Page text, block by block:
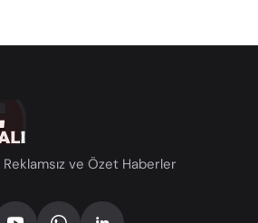
ve Özet Haberler